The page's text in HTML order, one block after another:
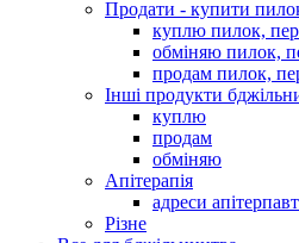
Продати - купити
куплю пилок,
обміняю пилок,
продам пилок,
Інші продукти
куплю
продам
обміняю
Апітерапія
адреси
Різне